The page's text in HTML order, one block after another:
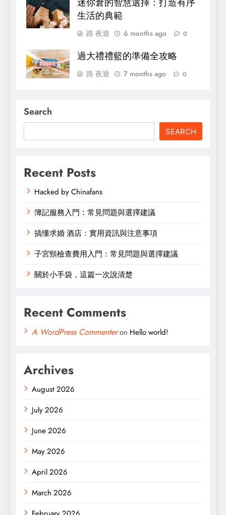
生活的典範
路 夜遊 6 months ago 0
過大禮禮籃的準備全攻略
路 夜遊 7 months ago 0
Search
SEARCH
Recent Posts
Hacked by Chinafans
簿記服務入門：常見問題與選擇建議
搞懂求婚 酒店：實用資訊與注意事項
子宮頸檢查費用入門：常見問題與選擇建議
關於小手袋，這篇一次說清楚
Recent Comments
A WordPress Commenteron Hello world!
Archives
August 2026
July 2026
June 2026
May 2026
April 2026
March 2026